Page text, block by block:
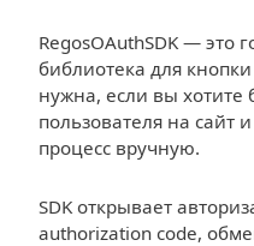
RegosOAuthSDK — это
библиотека для
нужна, если вы хотите
пользователя на сайт
процесс вручную.
SDK открывает
authorization code,